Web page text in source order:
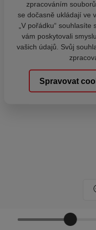
zpracováním
se dočasně ukládají ve
„V pořádku“
vám poskytovali
vašich údajů. Svůj
Spravovat